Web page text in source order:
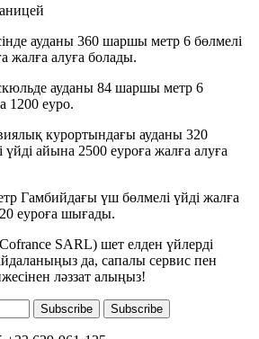
ауданы 360 шаршы метр 6 бөлмелі
жалға алуға болады.
ауданы 84 шаршы метр 6
1200 еуро.
курортындағы ауданы 320
айына 2500 еуроға жалға алуға
Гамбийдағы үш бөлмелі үйді жалға
еуроға шығады.
SARL) шет елден үйлерді
да, сапалы сервис пен
ләззат алыңыз!
Subscribe Subscribe